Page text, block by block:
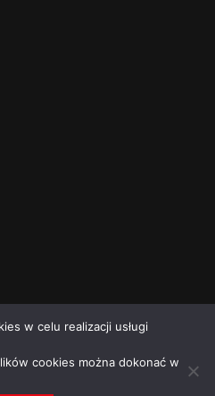
w celu realizacji usługi
cookies można dokonać w